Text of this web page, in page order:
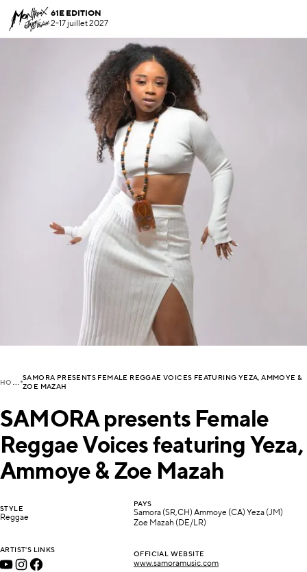
61E EDITION
2-17 juillet 2027
H
OME SAMORA PRESENTS FEMALE REGGAE VOICES FEATURING YEZA, AMMOYE &
ZOE MAZAH
SAMORA presents Female
Reggae Voices featuring Yeza,
Ammoye & Zoe Mazah
STYLE
Reggae
PAYS
Samora (SR,CH) Ammoye (CA) Yeza (JM)
Zoe Mazah (DE/LR)
ARTIST'S LINKS
OFFICIAL WEBSITE
www.samoramusic.com